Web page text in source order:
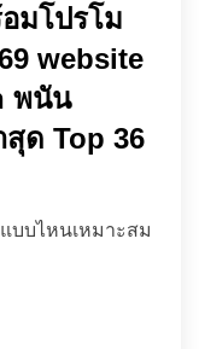
มโปรโม
website
พนัน
ด Top 36
บบไหนเหมาะสม